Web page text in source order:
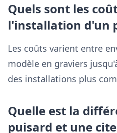
Quels sont les
l'installation d'un
Les coûts varient entre
modèle en graviers
des installations plus
Quelle est la
puisard et une